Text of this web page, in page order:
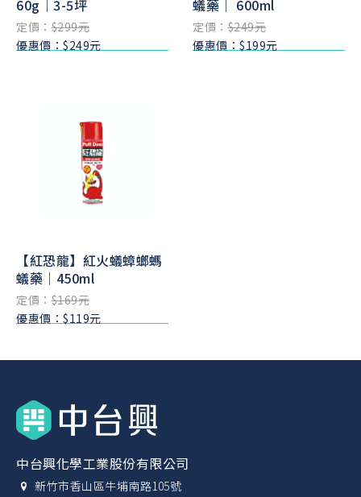
60g｜3-5坪
定價：$299元
優惠價：$249元
蟻藥｜ 600ml
定價：$249元
優惠價：$199元
【紅恐龍】紅火蟻蟑螂螞
蟻藥｜450ml
定價：$169元
優惠價：$119元
中台興化學工業股份有限公司
新竹市香山區牛埔南路105號